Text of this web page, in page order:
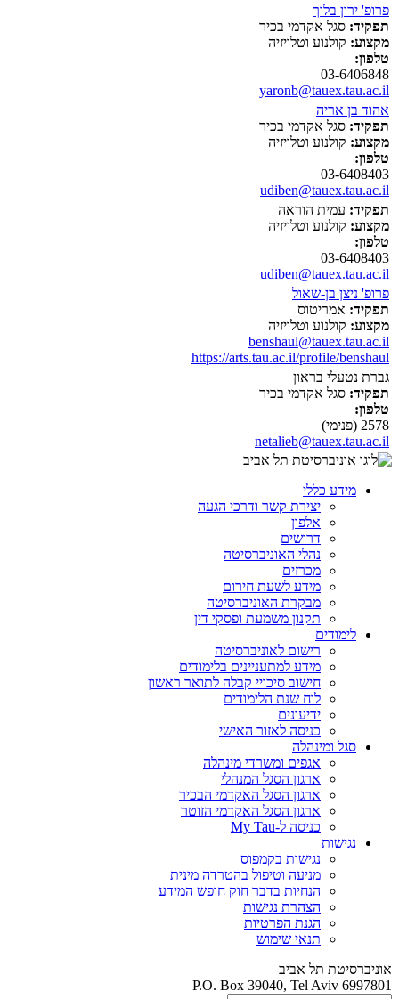
פרופ' ירון בלוך
תפקיד: סגל אקדמי בכיר
מקצוע: קולנוע וטלויזיה
טלפון:
03-6406848
yaronb@tauex.tau.ac.il
אהוד בן אריה
תפקיד: סגל אקדמי בכיר
מקצוע: קולנוע וטלויזיה
טלפון:
03-6408403
udiben@tauex.tau.ac.il
תפקיד: עמית הוראה
מקצוע: קולנוע וטלויזיה
טלפון:
03-6408403
udiben@tauex.tau.ac.il
פרופ' ניצן בן-שאול
תפקיד: אמריטוס
מקצוע: קולנוע וטלויזיה
benshaul@tauex.tau.ac.il
https://arts.tau.ac.il/profile/benshaul
גברת נטעלי בראון
תפקיד: סגל אקדמי בכיר
טלפון:
2578 (פנימי)
netalieb@tauex.tau.ac.il
מידע כללי
יצירת קשר ודרכי הגעה
אלפון
דרושים
נהלי האוניברסיטה
מכרזים
מידע לשעת חירום
מבקרת האוניברסיטה
תקנון משמעת ופסקי דין
לימודים
רישום לאוניברסיטה
מידע למתעניינים בלימודים
חישוב סיכויי קבלה לתואר ראשון
לוח שנת הלימודים
ידיעונים
כניסה לאזור האישי
סגל ומינהלה
אגפים ומשרדי מינהלה
ארגון הסגל המנהלי
ארגון הסגל האקדמי הבכיר
ארגון הסגל האקדמי הזוטר
כניסה ל-My Tau
נגישות
נגישות בקמפוס
מניעה וטיפול בהטרדה מינית
הנחיות בדבר חוק חופש המידע
הצהרת נגישות
הגנת הפרטיות
תנאי שימוש
אוניברסיטת תל אביב
P.O. Box 39040, Tel Aviv 6997801